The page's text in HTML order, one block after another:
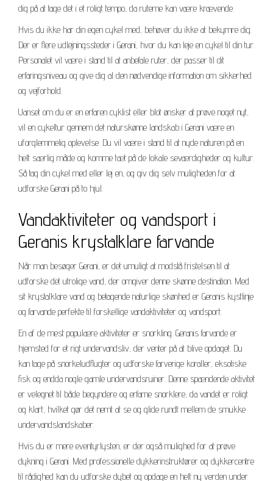
dig på at tage det i et roligt tempo, da ruterne kan være krævende.
Hvis du ikke har din egen cykel med, behøver du ikke at bekymre dig.
Der er flere udlejningssteder i Gerani, hvor du kan leje en cykel til din tur.
Personalet vil være i stand til at anbefale ruter, der passer til dit
erfaringsniveau og give dig al den nødvendige information om sikkerhed
og vejforhold.
Uanset om du er en erfaren cyklist eller blot ønsker at prøve noget nyt,
vil en cykeltur gennem det naturskønne landskab i Gerani være en
uforglemmelig oplevelse. Du vil være i stand til at nyde naturen på en
helt særlig måde og komme tæt på de lokale seværdigheder og kultur.
Så tag din cykel med eller lej en, og giv dig selv muligheden for at
udforske Gerani på to hjul.
Vandaktiviteter og vandsport i
Geranis krystalklare farvande
Når man besøger Gerani, er det umuligt at modstå fristelsen til at
udforske det utrolige vand, der omgiver denne skønne destination. Med
sit krystalklare vand og betagende naturlige skønhed er Geranis kystlinje
og farvande perfekte til forskellige vandaktiviteter og vandsport.
En af de mest populære aktiviteter er snorkling. Geranis farvande er
hjemsted for et rigt undervandsliv, der venter på at blive opdaget. Du
kan tage på snorkeludflugter og udforske farverige koraller, eksotiske
fisk og endda nogle gamle undervandsruiner. Denne spændende aktivitet
er velegnet til både begyndere og erfarne snorklere, da vandet er roligt
og klart, hvilket gør det nemt at se og glide rundt mellem de smukke
undervandslandskaber.
Hvis du er mere eventyrlysten, er der også mulighed for at prøve
dykning i Gerani. Med professionelle dykkerinstruktører og dykkercentre
til rådighed kan du udforske dybet og opdage en helt ny verden under